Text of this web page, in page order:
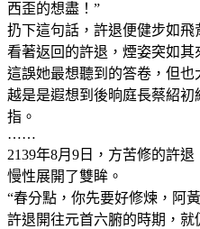
西歪的想盡！”
扔下這句話，許退便健步如飛
看著返回的許退，煙姿突如其
這誤她最想聽到的答卷，但也
越是是遐想到後晌庭長蔡紹
指。
……
2139年8月9日，方苦修的許
慢性展開了雙眸。
“春分點，你先要好修煉，阿
許退開往元首六腑的時期，